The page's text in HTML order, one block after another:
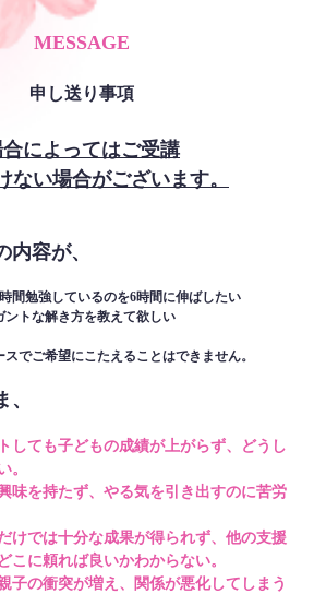
MESSAGE
申し送り事項
によってはご受講
ない場合がございます。
内容が、
間勉強しているのを6時間に伸ばしたい
ントな解き方を教えて欲しい
でご希望にこたえることはできません。
しても子どもの成績が上がらず、どうし
。
味を持たず、やる気を引き出すのに苦労
けでは十分な成果が得られず、他の支援
こに頼れば良いかわからない。
子の衝突が増え、関係が悪化してしまう